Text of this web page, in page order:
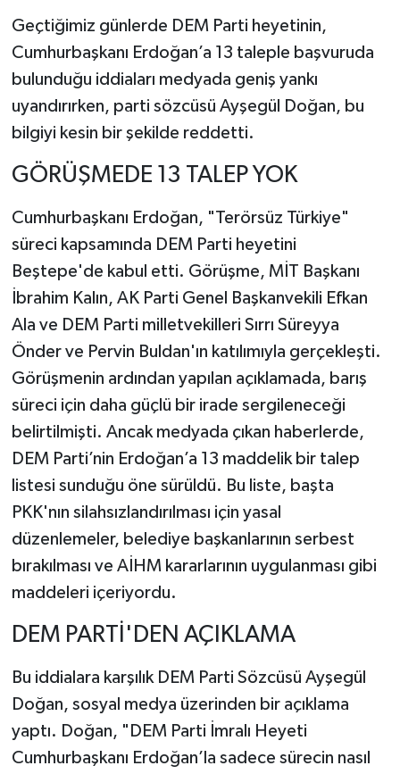
Geçtiğimiz günlerde DEM Parti heyetinin,
Cumhurbaşkanı Erdoğan’a 13 taleple başvuruda
bulunduğu iddiaları medyada geniş yankı
uyandırırken, parti sözcüsü Ayşegül Doğan, bu
bilgiyi kesin bir şekilde reddetti.
GÖRÜŞMEDE 13 TALEP YOK
Cumhurbaşkanı Erdoğan, "Terörsüz Türkiye"
süreci kapsamında DEM Parti heyetini
Beştepe'de kabul etti. Görüşme, MİT Başkanı
İbrahim Kalın, AK Parti Genel Başkanvekili Efkan
Ala ve DEM Parti milletvekilleri Sırrı Süreyya
Önder ve Pervin Buldan'ın katılımıyla gerçekleşti.
Görüşmenin ardından yapılan açıklamada, barış
süreci için daha güçlü bir irade sergileneceği
belirtilmişti. Ancak medyada çıkan haberlerde,
DEM Parti’nin Erdoğan’a 13 maddelik bir talep
listesi sunduğu öne sürüldü. Bu liste, başta
PKK'nın silahsızlandırılması için yasal
düzenlemeler, belediye başkanlarının serbest
bırakılması ve AİHM kararlarının uygulanması gibi
maddeleri içeriyordu.
DEM PARTİ'DEN AÇIKLAMA
Bu iddialara karşılık DEM Parti Sözcüsü Ayşegül
Doğan, sosyal medya üzerinden bir açıklama
yaptı. Doğan, "DEM Parti İmralı Heyeti
Cumhurbaşkanı Erdoğan’la sadece sürecin nasıl